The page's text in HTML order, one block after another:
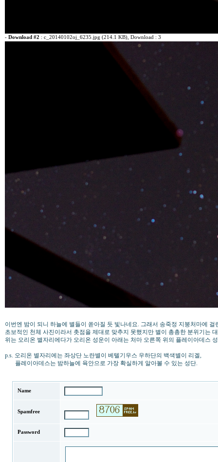
- Download #2 : c_20140102oj_6235.jpg (214.1 KB) , Download : 3
이번엔 밤이 되니 하늘에 별들이 쏟아질 듯 빛나네요. 그래서 송죽정 지붕처마에 걸
초보적인 천체 사진이라서 촛점을 제대로 맞추지 못했지만 별이 총총한 분위기는
위는 오리온 별자리에다가 오리온 성운이 아래는 처마 오른쪽 위의 플레이아데스
p.s. 오리온 별자리에는 좌상단 노란별이 베텔기우스 우하단의 백색별이 리겔,
플레이아데스는 밤하늘에 육안으로 가장 확실하게 알아볼 수 있는 성단.
Name
Spamfree
Password